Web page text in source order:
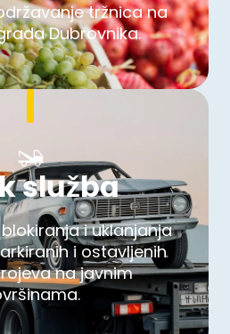
tržnica na
Dubrovnika.
služba
i uklanjanja
i ostavljenih
na javnim